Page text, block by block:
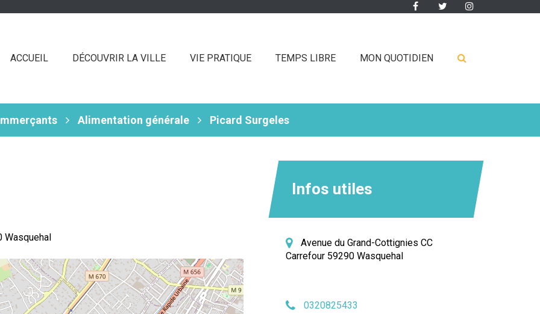
Lien
Facebook
Lien
Twitter
ACCUEIL DÉCOUVRIR LA VILLE VIE PRATIQUE TEMPS LIBRE MON QUOTIDIEN
Alimentation générale Picard Surgeles
Wasquehal
Infos utiles
Avenue du Grand-Cottignies CC
Carrefour 59290 Wasquehal
0320825433